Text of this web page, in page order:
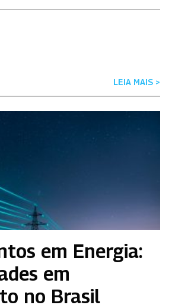
LEIA MAIS >
em Energia:
em
no Brasil